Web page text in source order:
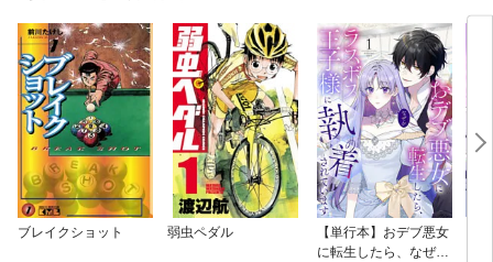
ブレイクショット 弱虫ペダル
【単行本】おデブ悪女
に転生したら、なぜか